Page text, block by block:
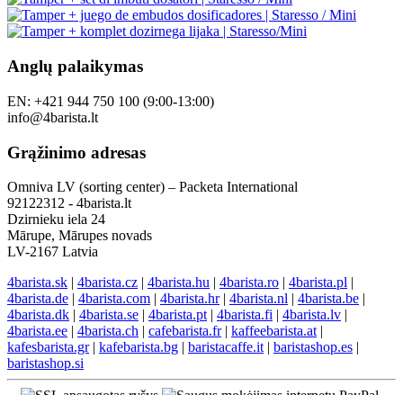
Anglų palaikymas
EN: +421 944 750 100 (9:00-13:00)
info@4barista.lt
Grąžinimo adresas
Omniva LV (sorting center) – Packeta International
92122312 - 4barista.lt
Dzirnieku iela 24
Mārupe, Mārupes novads
LV-2167 Latvia
4barista.sk | 4barista.cz | 4barista.hu | 4barista.ro | 4barista.pl |
4barista.de | 4barista.com | 4barista.hr| 4barista.nl | 4barista.be |
4barista.dk | 4barista.se | 4barista.pt | 4barista.fi | 4barista.lv |
4barista.ee | 4barista.ch | cafebarista.fr| kaffeebarista.at |
kafesbarista.gr| kafebarista.bg | baristacaffe.it | baristashop.es |
baristashop.si